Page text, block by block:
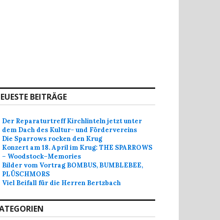
BEITRÄGE
Der Reparaturtreff Kirchlinteln jetzt unter
dem Dach des Kultur- und Fördervereins
Die Sparrows rocken den Krug
Konzert am 18. April im Krug: THE SPARROWS
– Woodstock–Memories
Bilder vom Vortrag BOMBUS, BUMBLEBEE,
PLÜSCHMORS
Viel Beifall für die Herren Bertzbach